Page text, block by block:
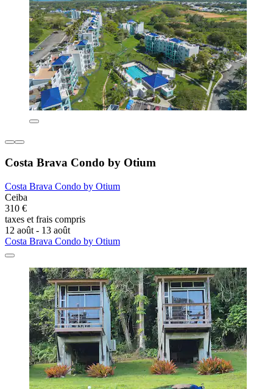
Costa Brava Condo by Otium
Costa Brava Condo by Otium
Ceiba
310 €
taxes et frais compris
12 août - 13 août
Costa Brava Condo by Otium